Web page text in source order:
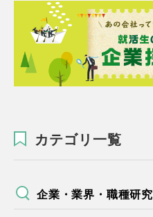
カテゴリ一覧
企業・業界・職種研究